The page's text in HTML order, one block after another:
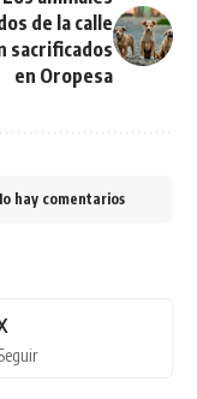
de la calle
sacrificados
en Oropesa
hay comentarios